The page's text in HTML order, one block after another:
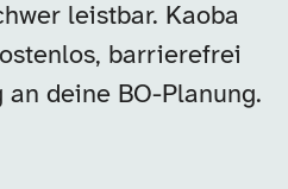
leistbar. Kaoba
barrierefrei
deine BO-Planung.